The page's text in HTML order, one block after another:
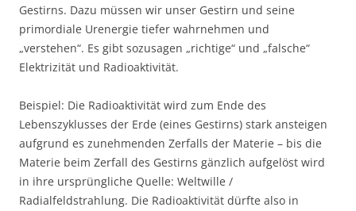
Gestirns. Dazu müssen wir unser Gestirn und seine
primordiale Urenergie tiefer wahrnehmen und
„verstehen“. Es gibt sozusagen „richtige“ und „falsche“
Elektrizität und Radioaktivität.
Beispiel: Die Radioaktivität wird zum Ende des
Lebenszyklusses der Erde (eines Gestirns) stark ansteigen
aufgrund es zunehmenden Zerfalls der Materie – bis die
Materie beim Zerfall des Gestirns gänzlich aufgelöst wird
in ihre ursprüngliche Quelle: Weltwille /
Radialfeldstrahlung. Die Radioaktivität dürfte also in